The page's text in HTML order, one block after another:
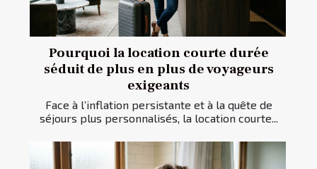
Pourquoi la location courte durée
séduit de plus en plus de voyageurs
exigeants
Face à l’inflation persistante et à la quête de
séjours plus personnalisés, la location courte...